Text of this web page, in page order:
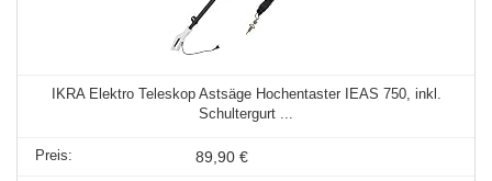
IKRA Elektro Teleskop Astsäge Hochentaster IEAS 750, inkl.
Schultergurt ...
89,90 €